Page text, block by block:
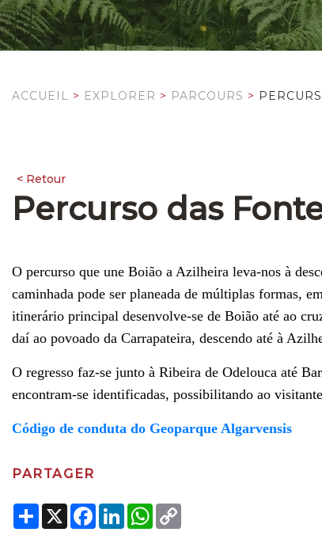
ACCUEIL > EXPLORER > PARCOURS >
Percurso das
O percurso que une Boião a Azilheira leva-nos à
caminhada pode ser planeada de múltiplas formas,
itinerário principal desenvolve-se de Boião até ao
daí ao povoado da Carrapateira, descendo até à
O regresso faz-se junto à Ribeira de Odelouca até
encontram-se identificadas, possibilitando ao
Código de conduta do Geoparque Algarvensis
PARTAGER
Share
X Facebook
LinkedInWhatsApp